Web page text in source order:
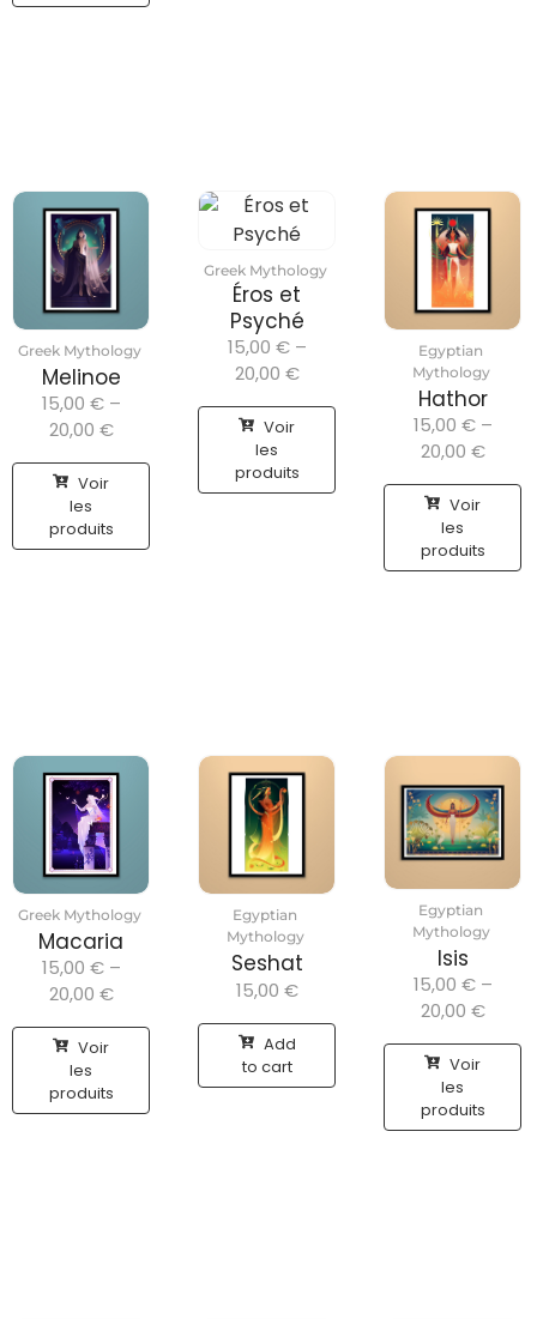
Greek Mythology
Melinoe
15,00 € –
20,00 €
Voir
les
produits
Greek Mythology
Éros et
Psyché
15,00 € –
20,00 €
Voir
les
produits
Egyptian
Mythology
Hathor
15,00 € –
20,00 €
Voir
les
produits
Greek Mythology
Macaria
15,00 € –
20,00 €
Voir
les
produits
Egyptian
Mythology
Seshat
15,00 €
Add
to cart
Egyptian
Mythology
Isis
15,00 € –
20,00 €
Voir
les
produits